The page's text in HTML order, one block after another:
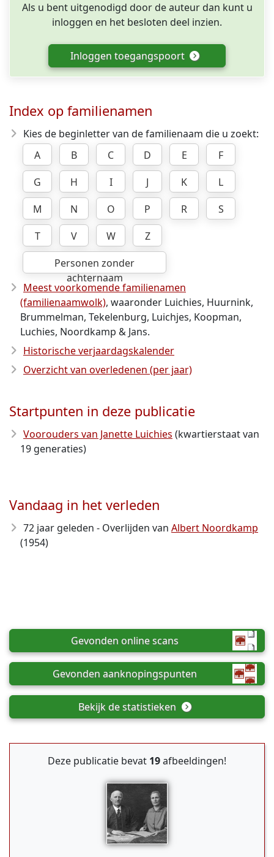
Als u bent uitgenodigd door de auteur dan kunt u
inloggen en het besloten deel inzien.
Inloggen toegangspoort
Index op familienamen
Kies de beginletter van de familienaam die u zoekt:
A
B C D E
F
G
H I J K
L
M
N O P R
S
T
V W
Z
Personen zonder
achternaam
Meest voorkomende familienamen
(familienaamwolk), waaronder Luichies, Huurnink,
Brummelman, Tekelenburg, Luichjes, Koopman,
Luchies, Noordkamp & Jans.
Historische verjaardagskalender
Overzicht van overledenen (per jaar)
Startpunten in deze publicatie
Voorouders van Janette Luichies (kwartierstaat van
19 generaties)
Vandaag in het verleden
72 jaar geleden - Overlijden van Albert Noordkamp
(1954)
Gevonden online scans
Gevonden aanknopingspunten
Bekijk de statistieken
Deze publicatie bevat 19afbeeldingen!